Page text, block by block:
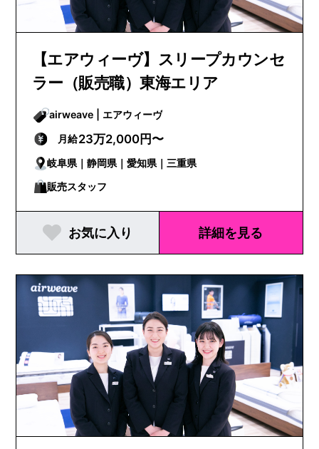
【エアウィーヴ】スリープカウンセ
ラー（販売職）東海エリア
airweave | エアウィーヴ
月給23万2,000円〜
岐阜県｜静岡県｜愛知県｜三重県
販売スタッフ
お気に入り 詳細を見る